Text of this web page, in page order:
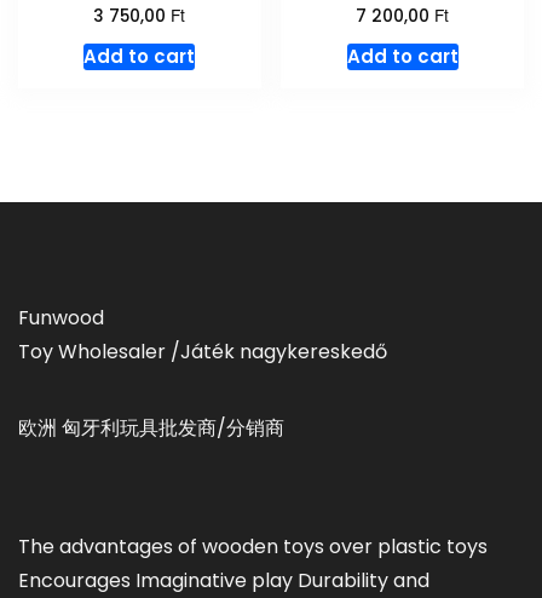
3 750,00 Ft
Add to cart
7 200,00 Ft
Add to cart
Funwood
Toy Wholesaler /Játék nagykereskedő
欧洲 匈牙利玩具批发商/分销商
The advantages of wooden toys over plastic toys
Encourages Imaginative play Durability and